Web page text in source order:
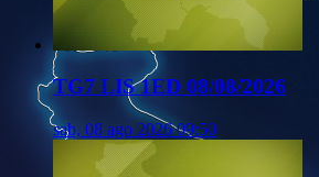
TG7 LIS 1ED 08/08/2026
sab, 08 ago 2026 09:50